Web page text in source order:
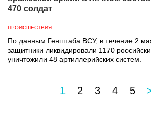
470 солдат
ПРОИСШЕСТВИЯ
По данным Генштаба ВСУ, в течение 2
защитники ликвидировали 1170
уничтожили 48 артиллерийских систем.
1 2 3 4 5